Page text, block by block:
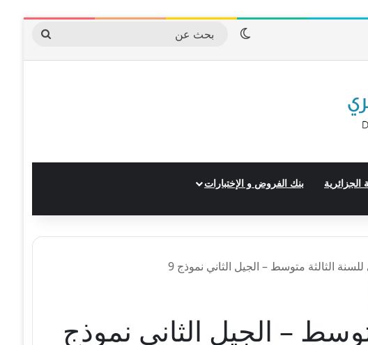
الوضع المظلم
بحث
عن
الجزائرية بنك الفروض و الإختبارات
الثالثة متوسط – الجيل الثاني نموذج 9
– الجيل الثاني نموذج